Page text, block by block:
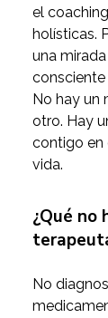
el
holísticas.
una
consciente
No hay un
otro. Hay
contigo en
vida.
¿Qué no
No